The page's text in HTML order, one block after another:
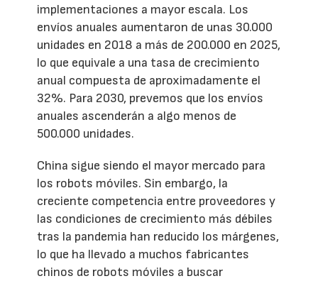
implementaciones a mayor escala. Los
envíos anuales aumentaron de unas 30.000
unidades en 2018 a más de 200.000 en 2025,
lo que equivale a una tasa de crecimiento
anual compuesta de aproximadamente el
32%. Para 2030, prevemos que los envíos
anuales ascenderán a algo menos de
500.000 unidades.
China sigue siendo el mayor mercado para
los robots móviles. Sin embargo, la
creciente competencia entre proveedores y
las condiciones de crecimiento más débiles
tras la pandemia han reducido los márgenes,
lo que ha llevado a muchos fabricantes
chinos de robots móviles a buscar